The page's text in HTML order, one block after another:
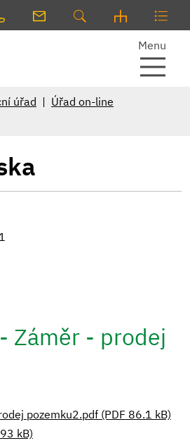
Menu
úřad
Úřad on-line
Záměr - prodej
pozemku2.pdf (PDF 86.1 kB)
kB)